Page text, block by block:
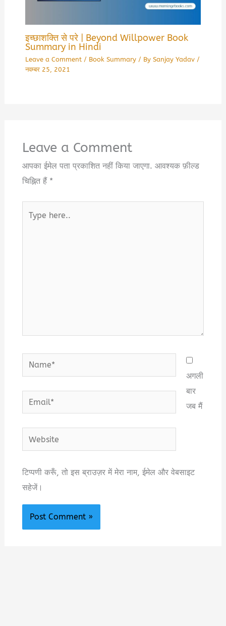
इच्छाशक्ति से परे | Beyond Willpower Book
Summary in Hindi
Leave a Comment / Book Summary/ By Sanjay Yadav /
नवम्बर 25, 2021
Leave a Comment
आपका ईमेल पता प्रकाशित नहीं किया जाएगा. आवश्यक फ़ील्ड
चिह्नित हैं *
here..
Name*
Email*
Website
अगली
बार
जब मैं
टिप्पणी करूँ, तो इस ब्राउज़र में मेरा नाम, ईमेल और वेबसाइट
सहेजें।